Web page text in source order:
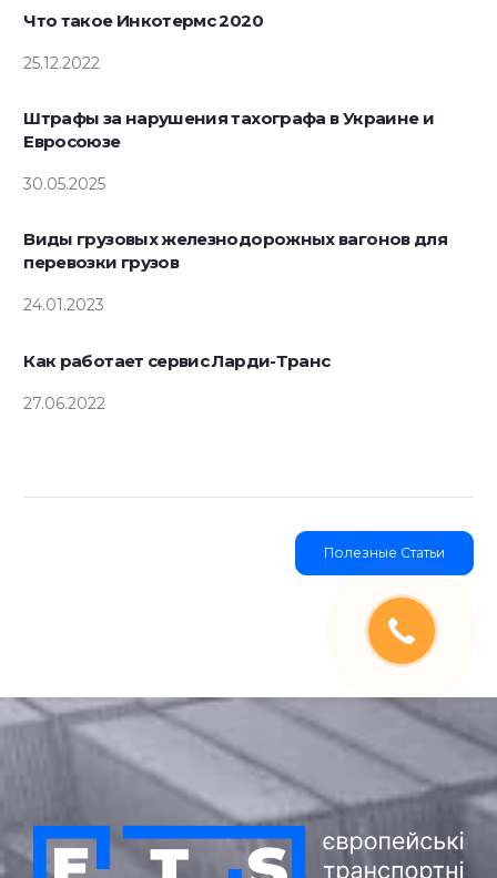
Что такое Инкотермс 2020
25.12.2022
Штрафы за нарушения тахографа в Украине и
Евросоюзе
30.05.2025
Виды грузовых железнодорожных вагонов для
перевозки грузов
24.01.2023
Как работает сервис Ларди-Транс
27.06.2022
Полезные Статьи